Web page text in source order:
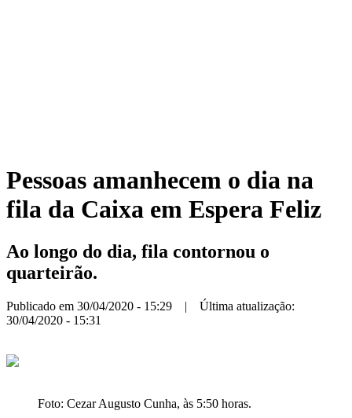
Pessoas amanhecem o dia na
fila da Caixa em Espera Feliz
Ao longo do dia, fila contornou o
quarteirão.
Publicado em 30/04/2020 - 15:29 | Última atualização:
30/04/2020 - 15:31
Foto: Cezar Augusto Cunha, às 5:50 horas.